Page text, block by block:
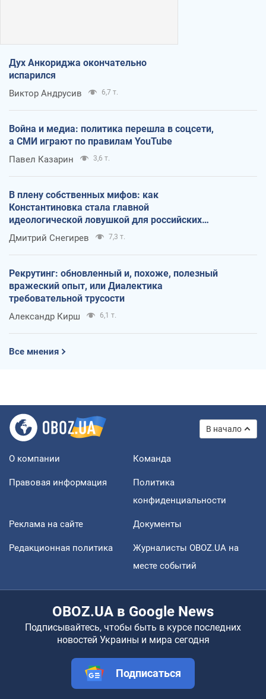
Дух Анкориджа окончательно
испарился
Виктор Андрусив 6,7 т.
Война и медиа: политика перешла в соцсети,
а СМИ играют по правилам YouTube
Павел Казарин 3,6 т.
В плену собственных мифов: как
Константиновка стала главной
идеологической ловушкой для российских
оккупантов
Дмитрий Снегирев 7,3 т.
Рекрутинг: обновленный и, похоже, полезный
вражеский опыт, или Диалектика
требовательной трусости
Александр Кирш 6,1 т.
Все мнения
В начало
О компании Команда
Правовая информация
Политика
конфиденциальности
Реклама на сайте Документы
Редакционная политика
Журналисты OBOZ.UA на
месте событий
OBOZ.UA в Google News
Подписывайтесь, чтобы быть в курсе последних
новостей Украины и мира сегодня
Подписаться